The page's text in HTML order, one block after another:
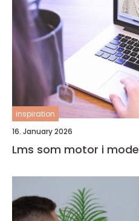
inspiration
16. January 2026
Lms som motor i